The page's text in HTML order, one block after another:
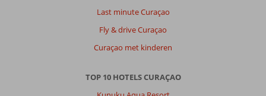
Last minute Curaçao
Fly & drive Curaçao
Curaçao met kinderen
TOP 10 HOTELS CURAÇAO